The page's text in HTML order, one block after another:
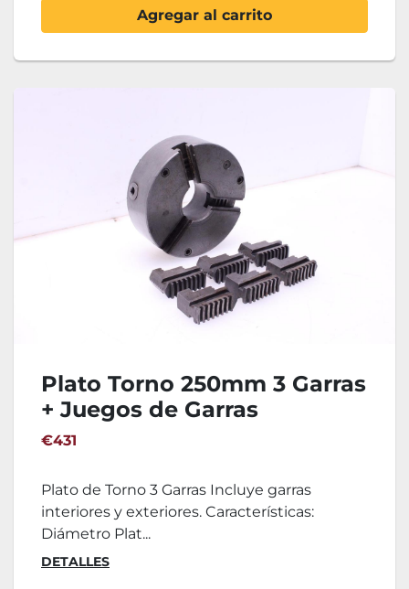
Agregar al carrito
Plato Torno 250mm 3 Garras
+ Juegos de Garras
€431
Plato de Torno 3 Garras Incluye garras
interiores y exteriores. Características:
Diámetro Plat...
DETALLES